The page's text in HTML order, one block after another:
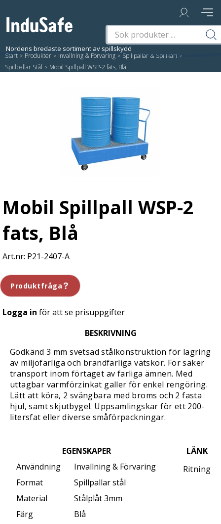
Start / Produkter / Invallning & Förvaring / Spillpallar & Spillkärl /
Spillpallar Stål / Mobil Spillpall WSP-2 fats, Blå
Mobil Spillpall WSP-2
fats, Blå
P21-2407-A
Produktfråga
Logga in för att se prisuppgifter
BESKRIVNING
Godkänd 3 mm svetsad stålkonstruktion för lagring
av miljöfarliga och brandfarliga vätskor. För säker
transport inom förtaget av farliga ämnen. Med
uttagbar varmförzinkat galler för enkel rengöring.
Lätt att köra, 2 svängbara med broms och 2 fasta
hjul, samt skjutbygel. Uppsamlingskar för ett 200-
litersfat eller diverse småförpackningar.
EGENSKAPER
Användning
Invallning & Förvaring
Format
Spillpallar stål
Material
Stålplåt 3mm
Färg
Blå
LÄNK
Ritning